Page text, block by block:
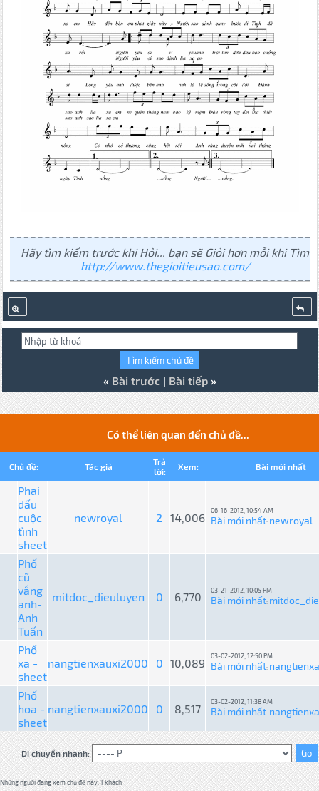
Hãy tìm kiếm trước khi Hỏi... bạn sẽ Giỏi hơn mỗi khi Tìm
http://www.thegioitieusao.com/
« Bài trước| Bài tiếp»
Có thể liên quan đến chủ đề...
Chủ đề: Tác giả
Trả
lời:
Xem: Bài mới nhất
Phai
dấu
cuộc
tình
sheet
newroyal 2 14,006
06-16-2012, 10:54 AM
Bài mới nhất: newroyal
Phố
cũ
vắng
anh-
Anh
Tuấn
mitdoc_dieuluyen 0 6,770 03-21-2012, 10:05 PM
Bài mới nhất:
Phố
xa -
sheet
nangtienxauxi2000 0 10,089
03-02-2012, 12:50 PM
Bài mới nhất:
Phố
hoa -
sheet
nangtienxauxi2000 0 8,517
03-02-2012, 11:38 AM
Bài mới nhất:
Di chuyển nhanh:
Những người đang xem chủ đề này: 1 khách